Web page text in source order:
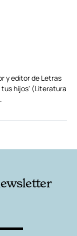
y editor de Letras
tus hijos' (Literatura